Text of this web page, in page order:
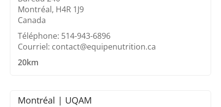
Montréal, H4R 1J9
Canada
Téléphone: 514-943-6896
Courriel: contact@equipenutrition.ca
20km
Montréal | UQAM